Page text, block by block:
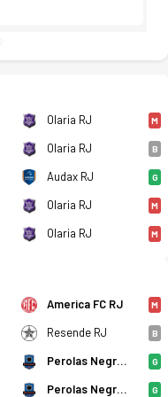
Olaria RJ M
Olaria RJ B
Audax RJ G
Olaria RJ M
Olaria RJ M
America FC RJ M
Resende RJ B
Perolas Negras - Haiti G
Perolas Negras - Haiti G